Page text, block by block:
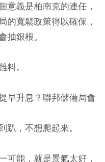
意義是柏南克的連任，
的寬鬆政策得以確保，
抽銀根。
料。
早升息？聯邦儲備局會
趴，不想爬起來。
可能，就是景氣太好，